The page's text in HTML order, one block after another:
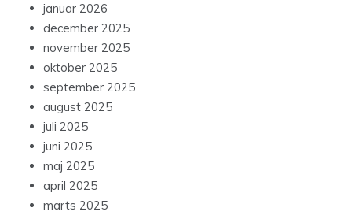
januar 2026
december 2025
november 2025
oktober 2025
september 2025
august 2025
juli 2025
juni 2025
maj 2025
april 2025
marts 2025